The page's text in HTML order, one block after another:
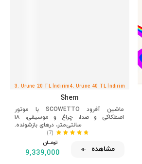
3. Ürüne 20 TL İndirim4. Ürüne 40 TL İndirim
Shem
ماشین آفرود SCOWETTO با موتور
اصطکاکی و صدا، چراغ و موسیقی، ۱۸
سانتی‌متر، درهای بازشونده.
(7)
تومــــــان
9,339,000 مشاهده